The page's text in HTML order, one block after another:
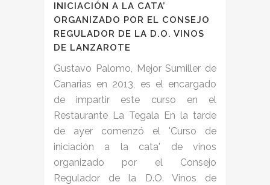
INICIACIÓN A LA CATA’
ORGANIZADO POR EL CONSEJO
REGULADOR DE LA D.O. VINOS
DE LANZAROTE
Gustavo Palomo, Mejor Sumiller de
Canarias en 2013, es el encargado
de impartir este curso en el
Restaurante La Tegala En la tarde
de ayer comenzó el 'Curso de
iniciación a la cata' de vinos
organizado por el Consejo
Regulador de la D.O. Vinos de